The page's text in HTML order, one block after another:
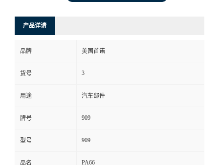
产品详请
品牌 美国首诺
货号 3
用途 汽车部件
牌号 909
型号 909
品名 PA66